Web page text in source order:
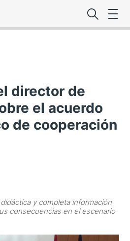
Lo último de la
Foro
Noticias
director de
el acuerdo
de cooperación
y completa información
consecuencias en el escenario